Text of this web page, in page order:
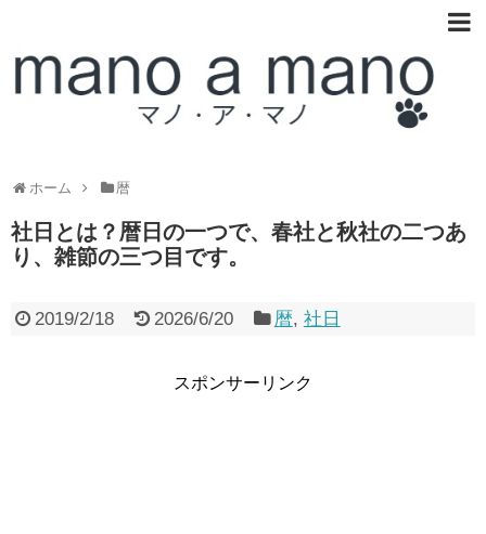
ホーム 暦
社日とは？暦日の一つで、春社と秋社の二つあ
り、雑節の三つ目です。
2019/2/18 2026/6/20 暦, 社日
スポンサーリンク